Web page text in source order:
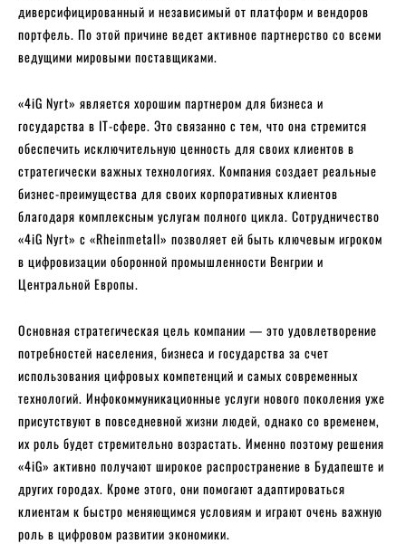
диверсифицированный и независимый от платформ и вендоров
портфель. По этой причине ведет активное партнерство со всеми
ведущими мировыми поставщиками.
«4iG Nyrt» является хорошим партнером для бизнеса и
государства в IT-сфере. Это связанно с тем, что она стремится
обеспечить исключительную ценность для своих клиентов в
стратегически важных технологиях. Компания создает реальные
бизнес-преимущества для своих корпоративных клиентов
благодаря комплексным услугам полного цикла. Сотрудничество
«4iG Nyrt» с «Rheinmetall» позволяет ей быть ключевым игроком
в цифровизации оборонной промышленности Венгрии и
Центральной Европы.
Основная стратегическая цель компании — это удовлетворение
потребностей населения, бизнеса и государства за счет
использования цифровых компетенций и самых современных
технологий. Инфокоммуникационные услуги нового поколения уже
присутствуют в повседневной жизни людей, однако со временем,
их роль будет стремительно возрастать. Именно поэтому решения
«4iG» активно получают широкое распространение в Будапеште и
других городах. Кроме этого, они помогают адаптироваться
клиентам к быстро меняющимся условиям и играют очень важную
роль в цифровом развитии экономики.